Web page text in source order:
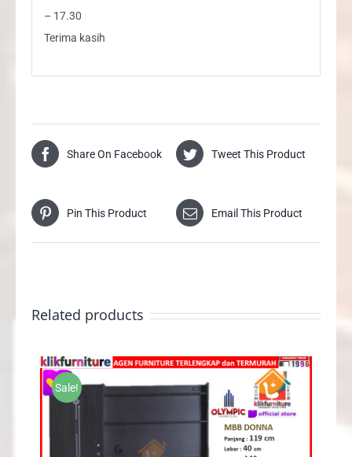
– 17.30
Terima kasih
Share On Facebook Tweet This Product
Pin This Product Email This Product
Related products
Sale!